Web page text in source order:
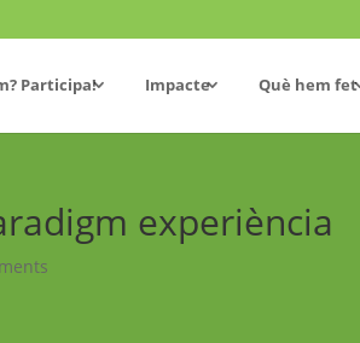
Participa! Impacte Què hem fet
experiència